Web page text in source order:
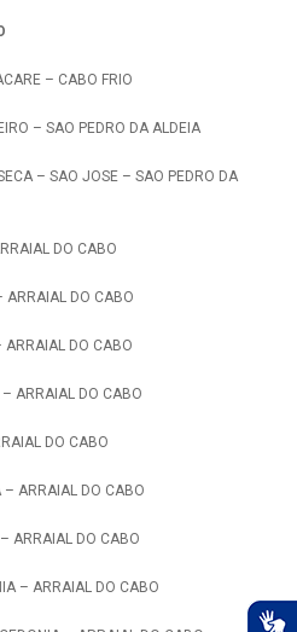
– CABO FRIO
– SAO PEDRO DA ALDEIA
– SAO JOSE – SAO PEDRO DA
DO CABO
ARRAIAL DO CABO
ARRAIAL DO CABO
ARRAIAL DO CABO
DO CABO
– ARRAIAL DO CABO
ARRAIAL DO CABO
– ARRAIAL DO CABO